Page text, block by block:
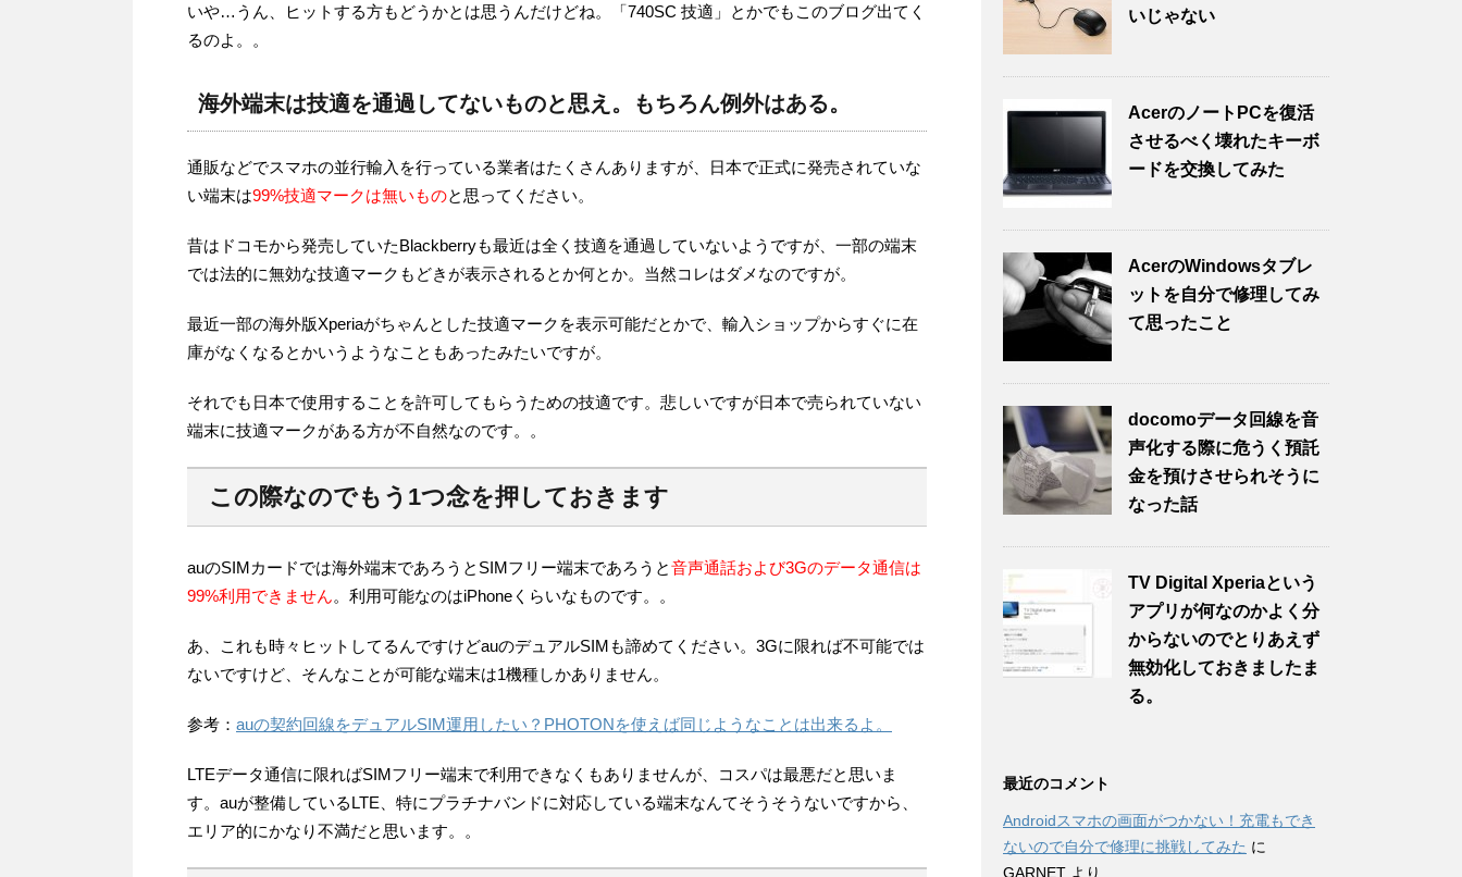
いや…うん、ヒットする方もどうかとは思うんだけどね。「740SC 技適」とかでもこのブログ出てく
るのよ。。
海外端末は技適を通過してないものと思え。もちろん例外はある。
通販などでスマホの並行輸入を行っている業者はたくさんありますが、日本で正式に発売されていな
い端末は99%技適マークは無いものと思ってください。
昔はドコモから発売していたBlackberryも最近は全く技適を通過していないようですが、一部の端末
では法的に無効な技適マークもどきが表示されるとか何とか。当然コレはダメなのですが。
最近一部の海外版Xperiaがちゃんとした技適マークを表示可能だとかで、輸入ショップからすぐに在
庫がなくなるとかいうようなこともあったみたいですが。
それでも日本で使用することを許可してもらうための技適です。悲しいですが日本で売られていない
端末に技適マークがある方が不自然なのです。。
この際なのでもう1つ念を押しておきます
auのSIMカードでは海外端末であろうとSIMフリー端末であろうと音声通話および3Gのデータ通信は
99%利用できません。利用可能なのはiPhoneくらいなものです。。
あ、これも時々ヒットしてるんですけどauのデュアルSIMも諦めてください。3Gに限れば不可能では
ないですけど、そんなことが可能な端末は1機種しかありません。
参考： auの契約回線をデュアルSIM運用したい？PHOTONを使えば同じようなことは出来るよ。
LTEデータ通信に限ればSIMフリー端末で利用できなくもありませんが、コスパは最悪だと思いま
す。auが整備しているLTE、特にプラチナバンドに対応している端末なんてそうそうないですから、
エリア的にかなり不満だと思います。。
いじゃない
AcerのノートPCを復活
させるべく壊れたキーボ
ードを交換してみた
AcerのWindowsタブレ
ットを自分で修理してみ
て思ったこと
docomoデータ回線を音
声化する際に危うく預託
金を預けさせられそうに
なった話
TV Digital Xperiaという
アプリが何なのかよく分
からないのでとりあえず
無効化しておきましたま
る。
最近のコメント
Androidスマホの画面がつかない！充電もでき
ないので自分で修理に挑戦してみた に
GARNET より